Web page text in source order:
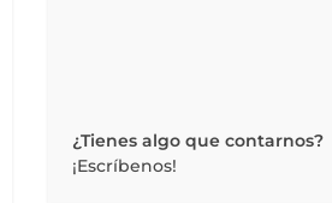
¿Tienes algo que contarnos?
¡Escríbenos!